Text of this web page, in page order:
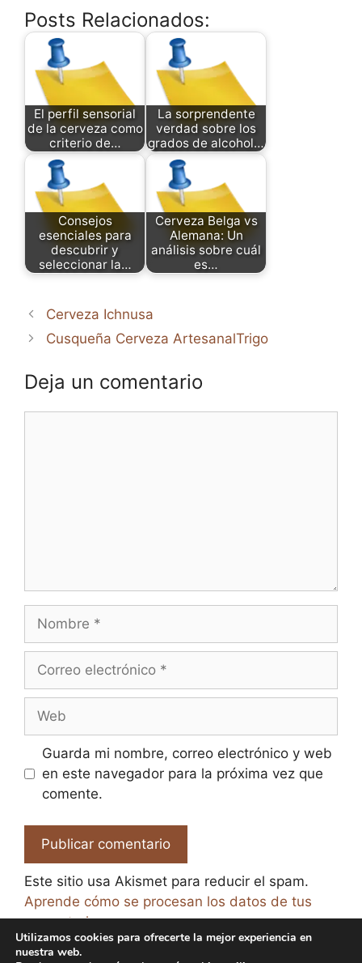
Posts Relacionados:
El perfil sensorial
de la cerveza como
criterio de…
La sorprendente
verdad sobre los
grados de alcohol…
Consejos
esenciales para
descubrir y
seleccionar la…
Cerveza Belga vs
Alemana: Un
análisis sobre cuál
es…
Cerveza Ichnusa
Cusqueña Cerveza ArtesanalTrigo
Deja un comentario
Nombre
Correo
Web
Guarda mi nombre, correo electrónico y web
en este navegador para la próxima vez que
comente.
Este sitio usa Akismet para reducir el spam.
Aprende cómo se procesan los datos de tus
comentarios.
Utilizamos cookies para ofrecerte la mejor experiencia en
nuestra web.